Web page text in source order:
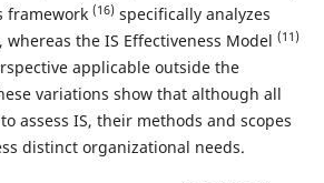
framework (16)specifically analyzes
the IS Effectiveness Model (11)
applicable outside the
variations show that although all
assess IS, their methods and scopes
distinct organizational needs.